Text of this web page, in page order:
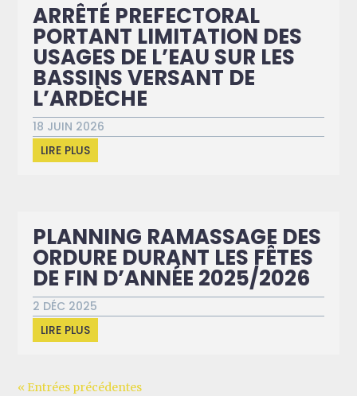
ARRÊTÉ PREFECTORAL
PORTANT LIMITATION DES
USAGES DE L’EAU SUR LES
BASSINS VERSANT DE
L’ARDÈCHE
18 JUIN 2026
LIRE PLUS
PLANNING RAMASSAGE DES
ORDURE DURANT LES FÊTES
DE FIN D’ANNÉE 2025/2026
2 DÉC 2025
LIRE PLUS
« Entrées précédentes